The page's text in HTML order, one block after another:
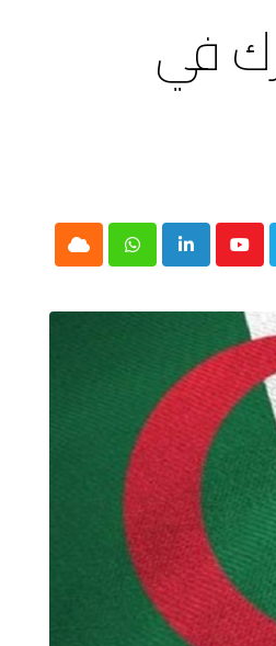
في
Youtube
LinkedIn
Whatsapp
Cloud